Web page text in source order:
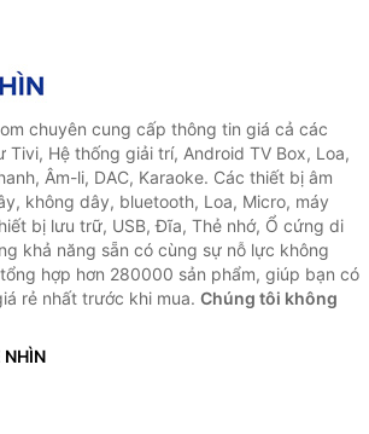
chuyên cung cấp thông tin giá cả các
Tivi, Hệ thống giải trí, Android TV Box, Loa,
Âm-li, DAC, Karaoke. Các thiết bị âm
không dây, bluetooth, Loa, Micro, máy
bị lưu trữ, USB, Đĩa, Thẻ nhớ, Ổ cứng di
khả năng sẵn có cùng sự nỗ lực không
hợp hơn 280000 sản phẩm, giúp bạn có
rẻ nhất trước khi mua. Chúng tôi không
NHÌN